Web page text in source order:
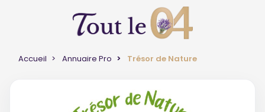
Accueil Annuaire Pro Trésor de Nature